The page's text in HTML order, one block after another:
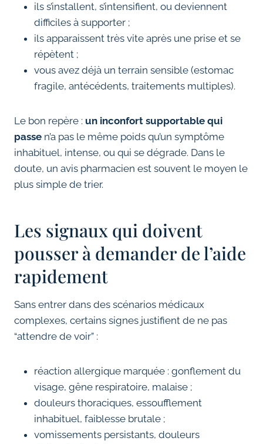
ils s’installent, s’intensifient, ou deviennent
difficiles à supporter ;
ils apparaissent très vite après une prise et se
répètent ;
vous avez déjà un terrain sensible (estomac
fragile, antécédents, traitements multiples).
Le bon repère : un inconfort supportable qui
passe n’a pas le même poids qu’un symptôme
inhabituel, intense, ou qui se dégrade. Dans le
doute, un avis pharmacien est souvent le moyen le
plus simple de trier.
Les signaux qui doivent
pousser à demander de l’aide
rapidement
Sans entrer dans des scénarios médicaux
complexes, certains signes justifient de ne pas
“attendre de voir” :
réaction allergique marquée : gonflement du
visage, gêne respiratoire, malaise ;
douleurs thoraciques, essoufflement
inhabituel, faiblesse brutale ;
vomissements persistants, douleurs